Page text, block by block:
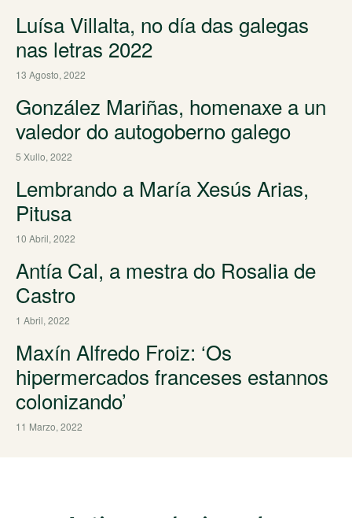
Luísa Villalta, no día das galegas
nas letras 2022
13 Agosto, 2022
González Mariñas, homenaxe a un
valedor do autogoberno galego
5 Xullo, 2022
Lembrando a María Xesús Arias,
Pitusa
10 Abril, 2022
Antía Cal, a mestra do Rosalia de
Castro
1 Abril, 2022
Maxín Alfredo Froiz: ‘Os
hipermercados franceses estannos
colonizando’
11 Marzo, 2022